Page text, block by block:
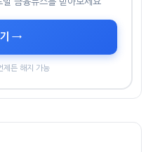
금융뉴스를 받아보세요
기 →
든 해지 가능